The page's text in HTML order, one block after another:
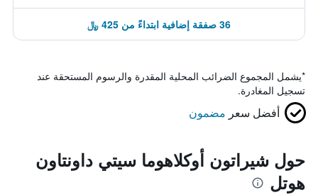
36 صفقة إضافية ابتداءً من 425 ﷼
*يشمل المجموع الضرائب المحلية المقدرة والرسوم المستحقة عند
تسجيل المغادرة.
أفضل سعر مضمون
حول شيراتون أوكلاهوما سيتي داونتاون
هوتل